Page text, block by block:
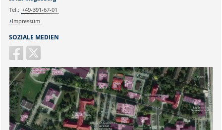
SOZIALE MEDIEN
Tel.: +49-391-67-01
Impressum